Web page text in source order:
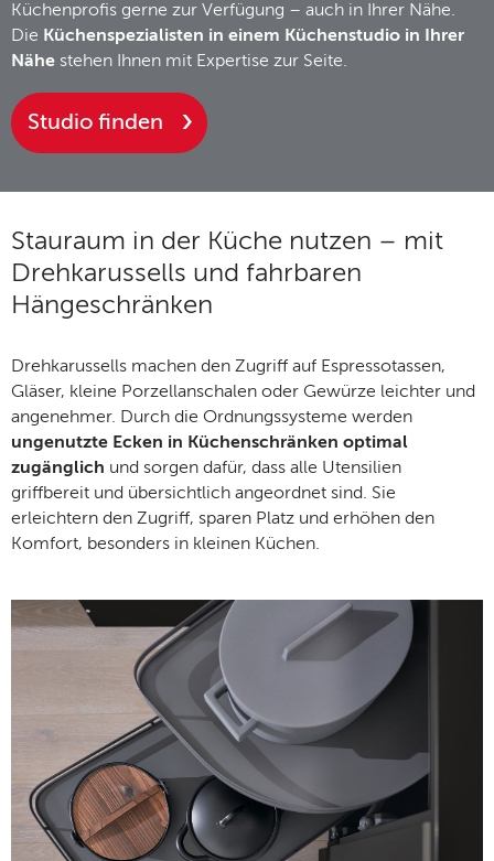
Küchenprofis gerne zur Verfügung – auch in Ihrer Nähe.
Die Küchenspezialisten in einem Küchenstudio in Ihrer
Nähe stehen Ihnen mit Expertise zur Seite.
Studio finden
Stauraum in der Küche nutzen – mit
Drehkarussells und fahrbaren
Hängeschränken
Drehkarussells machen den Zugriff auf Espressotassen,
Gläser, kleine Porzellanschalen oder Gewürze leichter und
angenehmer. Durch die Ordnungssysteme werden
ungenutzte Ecken in Küchenschränken optimal
zugänglich und sorgen dafür, dass alle Utensilien
griffbereit und übersichtlich angeordnet sind. Sie
erleichtern den Zugriff, sparen Platz und erhöhen den
Komfort, besonders in kleinen Küchen.